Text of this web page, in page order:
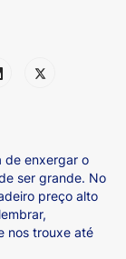
de enxergar o
ser grande. No
preço alto
nos trouxe até